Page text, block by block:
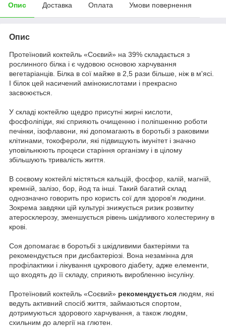
Опис Доставка Оплата Умови повернення
Опис
Протеїновий коктейль «Соєвий» на 39% складається з
рослинного білка і є чудовою основою харчування
вегетаріанців. Білка в сої майже в 2,5 рази більше, ніж в м'ясі.
І білок цей насичений амінокислотами і прекрасно
засвоюється.
У складі коктейлю щедро присутні жирні кислоти,
фосфоліпіди, які сприяють очищенню і поліпшенню роботи
печінки, ізофлавони, які допомагають в боротьбі з раковими
клітинами, токофероли, які підвищують імунітет і значно
уповільнюють процеси старіння організму і в цілому
збільшують тривалість життя.
В соєвому коктейлі містяться кальцій, фосфор, калій, магній,
кремній, залізо, бор, йод та інші. Такий багатий склад
однозначно говорить про користь сої для здоров'я людини.
Зокрема завдяки цій культурі знижується ризик розвитку
атеросклерозу, зменшується рівень шкідливого холестерину в
крові.
Соя допомагає в боротьбі з шкідливими бактеріями та
рекомендується при дисбактеріозі. Вона незамінна для
профілактики і лікування цукрового діабету, адже елементи,
що входять до її складу, сприяють виробленню інсуліну.
Протеїновий коктейль «Соєвий» рекомендується людям, які
ведуть активний спосіб життя, займаються спортом,
дотримуються здорового харчування, а також людям,
схильним до алергії на глютен.